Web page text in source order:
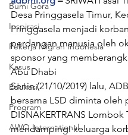
Bumi Gora
Inspirasi
Pekerja Migran Indonesia
Kasus
Edukasi
Program
AWO International
Desa Pringgasela Timur,
Pringgasela menjadi korban
perdangan manusia oleh
sponsor yang
Abu Dhabi
Senin (21/10/2019) lalu,
bersama LSD diminta oleh
DISNAKERTRANS
mendampingi keluarga